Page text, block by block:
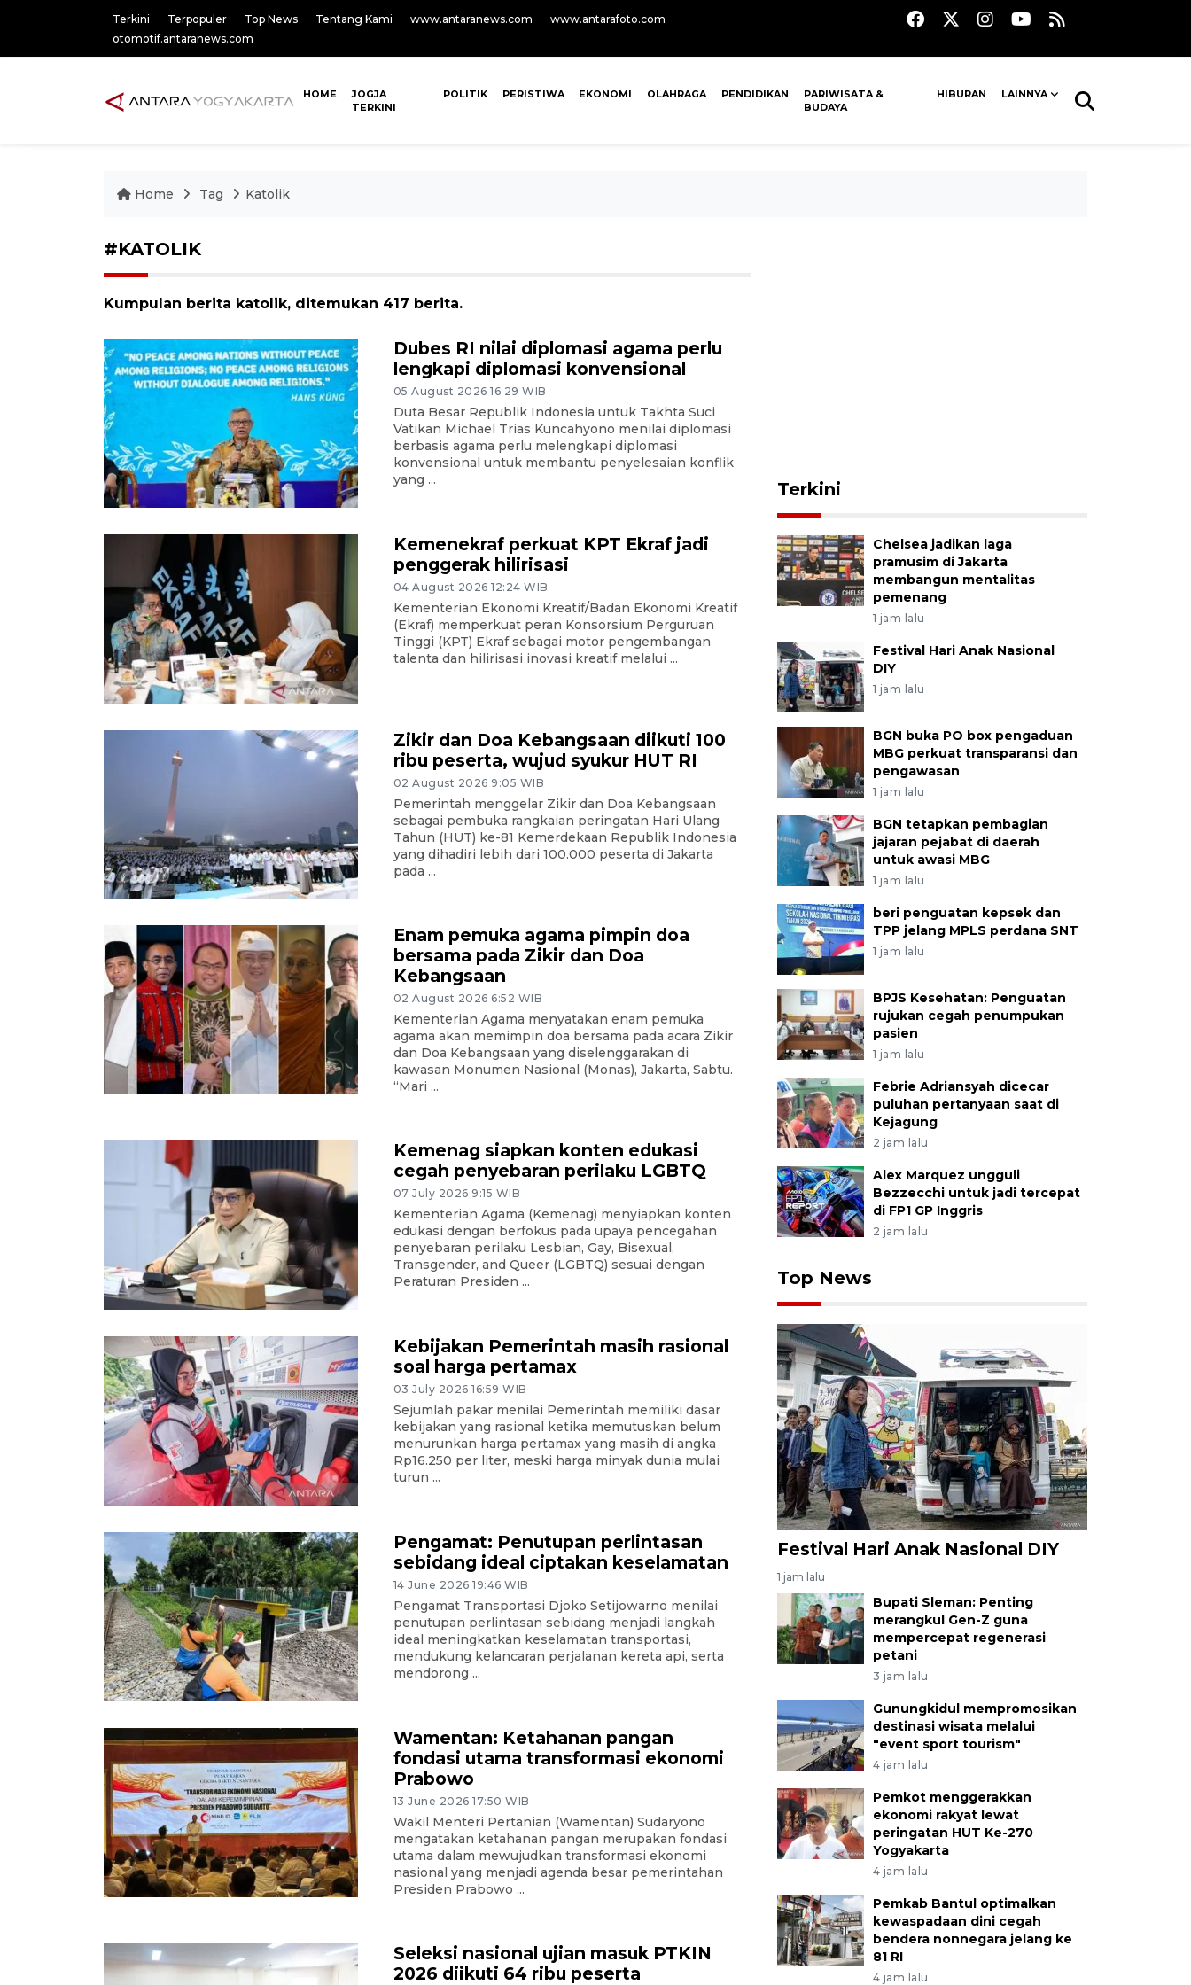
Terkini Terpopuler Top News Tentang Kami www.antaranews.com
www.antarafoto.com
otomotif.antaranews.com
HOME
JOGJA
TERKINI
POLITIK PERISTIWA EKONOMI OLAHRAGA PENDIDIKAN
PARIWISATA &
BUDAYA
HIBURAN LAINNYA
Home Tag Katolik
#KATOLIK
Kumpulan berita katolik, ditemukan 417 berita.
Dubes RI nilai diplomasi agama perlu
lengkapi diplomasi konvensional
05 August 2026 16:29 WIB
Duta Besar Republik Indonesia untuk Takhta Suci
Vatikan Michael Trias Kuncahyono menilai diplomasi
berbasis agama perlu melengkapi diplomasi
konvensional untuk membantu penyelesaian konflik
yang ...
Kemenekraf perkuat KPT Ekraf jadi
penggerak hilirisasi
04 August 2026 12:24 WIB
Kementerian Ekonomi Kreatif/Badan Ekonomi Kreatif
(Ekraf) memperkuat peran Konsorsium Perguruan
Tinggi (KPT) Ekraf sebagai motor pengembangan
talenta dan hilirisasi inovasi kreatif melalui ...
Zikir dan Doa Kebangsaan diikuti 100
ribu peserta, wujud syukur HUT RI
02 August 2026 9:05 WIB
Pemerintah menggelar Zikir dan Doa Kebangsaan
sebagai pembuka rangkaian peringatan Hari Ulang
Tahun (HUT) ke-81 Kemerdekaan Republik Indonesia
yang dihadiri lebih dari 100.000 peserta di Jakarta
pada ...
Enam pemuka agama pimpin doa
bersama pada Zikir dan Doa
Kebangsaan
02 August 2026 6:52 WIB
Kementerian Agama menyatakan enam pemuka
agama akan memimpin doa bersama pada acara Zikir
dan Doa Kebangsaan yang diselenggarakan di
kawasan Monumen Nasional (Monas), Jakarta, Sabtu.
“Mari ...
Kemenag siapkan konten edukasi
cegah penyebaran perilaku LGBTQ
07 July 2026 9:15 WIB
Kementerian Agama (Kemenag) menyiapkan konten
edukasi dengan berfokus pada upaya pencegahan
penyebaran perilaku Lesbian, Gay, Bisexual,
Transgender, and Queer (LGBTQ) sesuai dengan
Peraturan Presiden ...
Kebijakan Pemerintah masih rasional
soal harga pertamax
03 July 2026 16:59 WIB
Sejumlah pakar menilai Pemerintah memiliki dasar
kebijakan yang rasional ketika memutuskan belum
menurunkan harga pertamax yang masih di angka
Rp16.250 per liter, meski harga minyak dunia mulai
turun ...
Pengamat: Penutupan perlintasan
sebidang ideal ciptakan keselamatan
14 June 2026 19:46 WIB
Pengamat Transportasi Djoko Setijowarno menilai
penutupan perlintasan sebidang menjadi langkah
ideal meningkatkan keselamatan transportasi,
mendukung kelancaran perjalanan kereta api, serta
mendorong ...
Wamentan: Ketahanan pangan
fondasi utama transformasi ekonomi
Prabowo
13 June 2026 17:50 WIB
Wakil Menteri Pertanian (Wamentan) Sudaryono
mengatakan ketahanan pangan merupakan fondasi
utama dalam mewujudkan transformasi ekonomi
nasional yang menjadi agenda besar pemerintahan
Presiden Prabowo ...
Seleksi nasional ujian masuk PTKIN
2026 diikuti 64 ribu peserta
Terkini
Chelsea jadikan laga
pramusim di Jakarta
membangun mentalitas
pemenang
1 jam lalu
Festival Hari Anak Nasional
DIY
1 jam lalu
BGN buka PO box pengaduan
MBG perkuat transparansi dan
pengawasan
1 jam lalu
BGN tetapkan pembagian
jajaran pejabat di daerah
untuk awasi MBG
1 jam lalu
beri penguatan kepsek dan
TPP jelang MPLS perdana SNT
1 jam lalu
BPJS Kesehatan: Penguatan
rujukan cegah penumpukan
pasien
1 jam lalu
Febrie Adriansyah dicecar
puluhan pertanyaan saat di
Kejagung
2 jam lalu
Alex Marquez ungguli
Bezzecchi untuk jadi tercepat
di FP1 GP Inggris
2 jam lalu
Top News
Festival Hari Anak Nasional DIY
1 jam lalu
Bupati Sleman: Penting
merangkul Gen-Z guna
mempercepat regenerasi
petani
3 jam lalu
Gunungkidul mempromosikan
destinasi wisata melalui
"event sport tourism"
4 jam lalu
Pemkot menggerakkan
ekonomi rakyat lewat
peringatan HUT Ke-270
Yogyakarta
4 jam lalu
Pemkab Bantul optimalkan
kewaspadaan dini cegah
bendera nonnegara jelang ke
81 RI
4 jam lalu